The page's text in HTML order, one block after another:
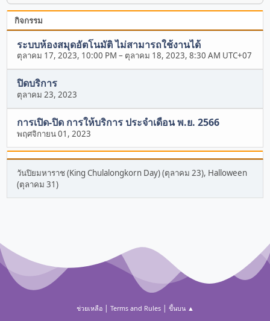
กิจกรรม
ระบบห้องสมุดอัตโนมัติ ไม่สามารถใช้งานได้
ตุลาคม 17, 2023, 10:00 PM – ตุลาคม 18, 2023, 8:30 AM UTC+07
ปิดบริการ
ตุลาคม 23, 2023
การเปิด-ปิด การให้บริการ ประจำเดือน พ.ย. 2566
พฤศจิกายน 01, 2023
วันปิยมหาราช (King Chulalongkorn Day) (ตุลาคม 23), Halloween
(ตุลาคม 31)
ช่วยเหลือ| Terms and Rules| ขึ้นบน ▲